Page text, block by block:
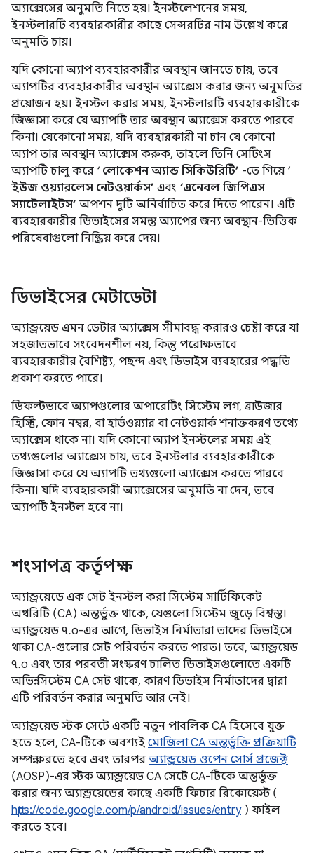
অ্যাক্সেসের অনুমতি নিতে হয়। ইনস্টলেশনের সময়,
ইনস্টলারটি ব্যবহারকারীর কাছে সেন্সরটির নাম উল্লেখ করে
অনুমতি চায়।
যদি কোনো অ্যাপ ব্যবহারকারীর অবস্থান জানতে চায়, তবে
অ্যাপটির ব্যবহারকারীর অবস্থান অ্যাক্সেস করার জন্য অনুমতির
প্রয়োজন হয়। ইনস্টল করার সময়, ইনস্টলারটি ব্যবহারকারীকে
জিজ্ঞাসা করে যে অ্যাপটি তার অবস্থান অ্যাক্সেস করতে পারবে
কিনা। যেকোনো সময়, যদি ব্যবহারকারী না চান যে কোনো
অ্যাপ তার অবস্থান অ্যাক্সেস করুক, তাহলে তিনি সেটিংস
অ্যাপটি চালু করে ‘ লোকেশন অ্যান্ড সিকিউরিটি’ -তে গিয়ে ‘
ইউজ ওয়্যারলেস নেটওয়ার্কস’ এবং ‘এনেবল জিপিএস
স্যাটেলাইটস’ অপশন দুটি অনির্বাচিত করে দিতে পারেন। এটি
ব্যবহারকারীর ডিভাইসের সমস্ত অ্যাপের জন্য অবস্থান-ভিত্তিক
পরিষেবাগুলো নিষ্ক্রিয় করে দেয়।
ডিভাইসের মেটাডেটা
অ্যান্ড্রয়েড এমন ডেটার অ্যাক্সেস সীমাবদ্ধ করারও চেষ্টা করে যা
সহজাতভাবে সংবেদনশীল নয়, কিন্তু পরোক্ষভাবে
ব্যবহারকারীর বৈশিষ্ট্য, পছন্দ এবং ডিভাইস ব্যবহারের পদ্ধতি
প্রকাশ করতে পারে।
ডিফল্টভাবে অ্যাপগুলোর অপারেটিং সিস্টেম লগ, ব্রাউজার
হিস্ট্রি, ফোন নম্বর, বা হার্ডওয়্যার বা নেটওয়ার্ক শনাক্তকরণ তথ্যে
অ্যাক্সেস থাকে না। যদি কোনো অ্যাপ ইনস্টলের সময় এই
তথ্যগুলোর অ্যাক্সেস চায়, তবে ইনস্টলার ব্যবহারকারীকে
জিজ্ঞাসা করে যে অ্যাপটি তথ্যগুলো অ্যাক্সেস করতে পারবে
কিনা। যদি ব্যবহারকারী অ্যাক্সেসের অনুমতি না দেন, তবে
অ্যাপটি ইনস্টল হবে না।
শংসাপত্র কর্তৃপক্ষ
অ্যান্ড্রয়েডে এক সেট ইনস্টল করা সিস্টেম সার্টিফিকেট
অথরিটি (CA) অন্তর্ভুক্ত থাকে, যেগুলো সিস্টেম জুড়ে বিশ্বস্ত।
অ্যান্ড্রয়েড ৭.০-এর আগে, ডিভাইস নির্মাতারা তাদের ডিভাইসে
থাকা CA-গুলোর সেট পরিবর্তন করতে পারত। তবে, অ্যান্ড্রয়েড
৭.০ এবং তার পরবর্তী সংস্করণ চালিত ডিভাইসগুলোতে একটি
অভিন্ন সিস্টেম CA সেট থাকে, কারণ ডিভাইস নির্মাতাদের দ্বারা
এটি পরিবর্তন করার অনুমতি আর নেই।
অ্যান্ড্রয়েড স্টক সেটে একটি নতুন পাবলিক CA হিসেবে যুক্ত
হতে হলে, CA-টিকে অবশ্যই মোজিলা CA অন্তর্ভুক্তি প্রক্রিয়াটি
সম্পন্ন করতে হবে এবং তারপর অ্যান্ড্রয়েড ওপেন সোর্স প্রজেক্ট
(AOSP)-এর স্টক অ্যান্ড্রয়েড CA সেটে CA-টিকে অন্তর্ভুক্ত
করার জন্য অ্যান্ড্রয়েডের কাছে একটি ফিচার রিকোয়েস্ট (
https://code.google.com/p/android/issues/entry) ফাইল
করতে হবে।